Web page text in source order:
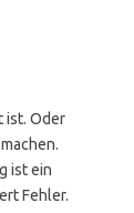
ist. Oder
ist ein
Fehler.